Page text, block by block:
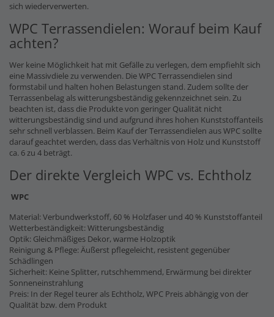
sich wiederverwerten.
WPC Terrassendielen: Worauf beim Kauf
achten?
Wer keine Möglichkeit hat mit Gefälle zu verlegen, dem empfiehlt sich
eine Massivdiele zu verwenden. Die WPC Terrassendielen sind
formstabil und halten hohen Belastungen stand. Zudem sollte der
Terrassenbelag als witterungsbeständig gekennzeichnet sein. Zu
beachten ist, dass die Produkte von geringer Qualität nicht
witterungsbeständig sind und aufgrund ihres hohen Kunststoffanteils
sehr schnell verblassen. Beim Kauf der Terrassendielen aus WPC sollte
darauf geachtet werden, dass das Verhältnis von Holz und Kunststoff
ca. 6 zu 4 beträgt.
Der direkte Vergleich WPC vs. Echtholz
WPC
Material: Verbundwerkstoff, 60 % Holzfaser und 40 % Kunststoffanteil
Wetterbeständigkeit: Witterungsbeständig
Optik: Gleichmäßiges Dekor, warme Holzoptik
Reinigung & Pflege: Äußerst pflegeleicht, resistent gegenüber
Schädlingen
Sicherheit: Keine Splitter, rutschhemmend, Erwärmung bei direkter
Sonneneinstrahlung
Preis: In der Regel teurer als Echtholz, WPC Preis abhängig von der
Qualität bzw. dem Produkt